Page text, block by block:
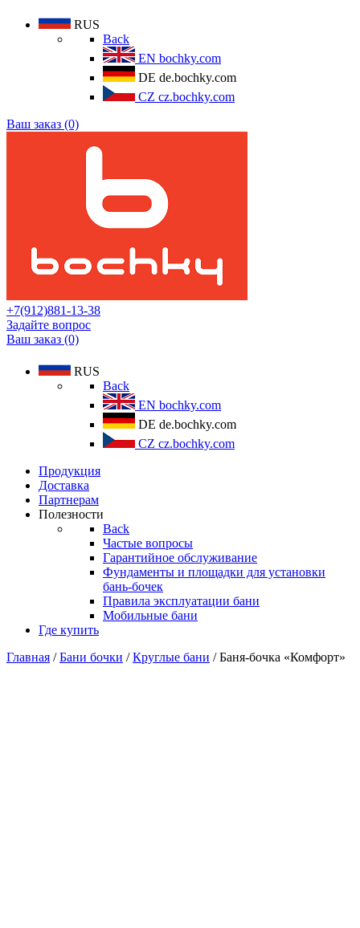
RUS
Back
EN bochky.com
DE de.bochky.com
CZ cz.bochky.com
Ваш заказ (0)
+7(912)881-13-38
Задайте вопрос
Ваш заказ (0)
RUS
Back
EN bochky.com
DE de.bochky.com
CZ cz.bochky.com
Продукция
Доставка
Партнерам
Полезности
Back
Частые вопросы
Гарантийное обслуживание
Фундаменты и площадки для установки
бань-бочек
Правила эксплуатации бани
Мобильные бани
Где купить
Главная /Бани бочки /Круглые бани / Баня-бочка «Комфорт»